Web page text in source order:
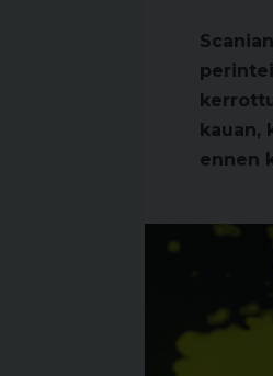
kauan,
ennen